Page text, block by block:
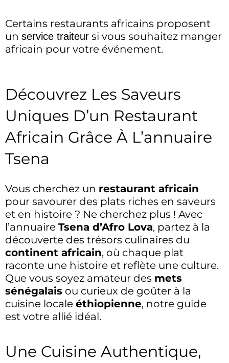
Certains restaurants africains proposent
un service traiteur si vous souhaitez manger
africain pour votre événement.
Découvrez Les Saveurs
Uniques D’un Restaurant
Africain Grâce À L’annuaire
Tsena
Vous cherchez un restaurant africain
pour savourer des plats riches en saveurs
et en histoire ? Ne cherchez plus ! Avec
l’annuaire Tsena d’Afro Lova, partez à la
découverte des trésors culinaires du
continent africain, où chaque plat
raconte une histoire et reflète une culture.
Que vous soyez amateur des mets
sénégalais ou curieux de goûter à la
cuisine locale éthiopienne, notre guide
est votre allié idéal.
Une Cuisine Authentique,